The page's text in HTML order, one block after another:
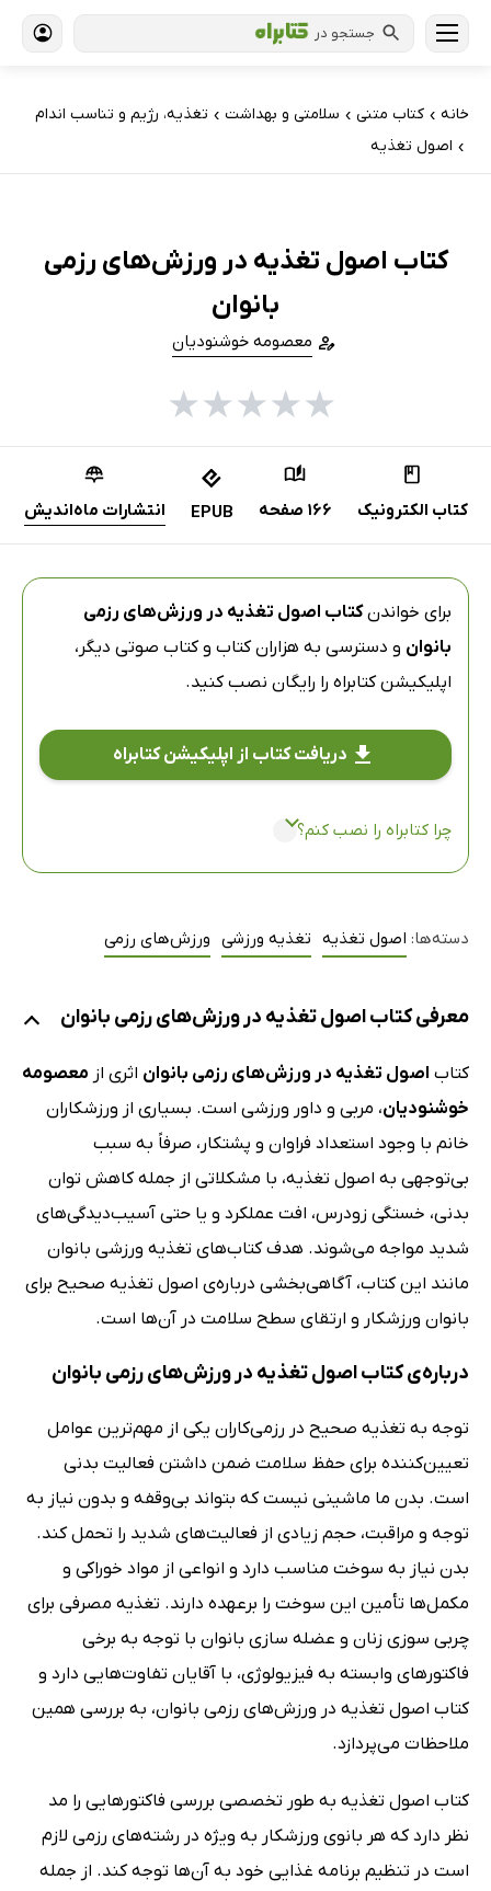
جستجو در
خانه › کتاب‌ متنی › سلامتی و بهداشت › تغذیه، رژیم و تناسب اندام
› اصول تغذیه
کتاب اصول تغذیه در ورزش‌های رزمی
بانوان
معصومه خوشنودیان
★
★
★
★
★
کتاب الکترونیک 166 صفحه EPUB انتشارات ماه‌اندیش
برای خواندنکتاب اصول تغذیه در ورزش‌های رزمی
بانوان و دسترسی به هزاران کتاب و کتاب صوتی دیگر،
اپلیکیشن کتابراه را رایگان نصب کنید.
دریافت کتاب از اپلیکیشن کتابراه
چرا کتابراه را نصب کنم؟
دسته‌ها: اصول تغذیه تغذیه ورزشی ورزش‌های رزمی
معرفی کتاب اصول تغذیه در ورزش‌های رزمی بانوان
کتاب اصول تغذیه در ورزش‌های رزمی بانوان اثری از معصومه
خوشنودیان، مربی و داور ورزشی است. بسیاری از ورزشکاران
خانم با وجود استعداد فراوان و پشتکار، صرفاً به سبب
بی‌توجهی به اصول تغذیه، با مشکلاتی از جمله کاهش توان
بدنی، خستگی زودرس، افت عملکرد و یا حتی آسیب‌دیدگی‌های
شدید مواجه می‌شوند. هدف کتاب‌های تغذیه ورزشی بانوان
مانند این کتاب، آگاهی‌بخشی درباره‌ی اصول تغذیه صحیح برای
بانوان ورزشکار و ارتقای سطح سلامت در آن‌ها است.
درباره‌ی کتاب اصول تغذیه در ورزش‌های رزمی بانوان
توجه به تغذیه صحیح در رزمی‌کاران یکی از مهم‌ترین عوامل
تعیین‌کننده برای حفظ سلامت ضمن داشتن فعالیت بدنی
است. بدن ما ماشینی نیست که بتواند بی‌وقفه و بدون نیاز به
توجه و مراقبت، حجم زیادی از فعالیت‌های شدید را تحمل کند.
بدن نیاز به سوخت مناسب دارد و انواعی از مواد خوراکی و
مکمل‌ها تأمین این سوخت را برعهده دارند. تغذیه مصرفی برای
چربی سوزی زنان و عضله سازی بانوان با توجه به برخی
فاکتورهای وابسته به فیزیولوژی، با آقایان تفاوت‌هایی دارد و
کتاب اصول تغذیه در ورزش‌های رزمی بانوان، به بررسی همین
ملاحظات می‌پردازد.
کتاب اصول تغذیه به طور تخصصی بررسی فاکتورهایی را مد
نظر دارد که هر بانوی ورزشکار به ویژه در رشته‌های رزمی لازم
است در تنظیم برنامه غذایی خود به آن‌ها توجه کند. از جمله